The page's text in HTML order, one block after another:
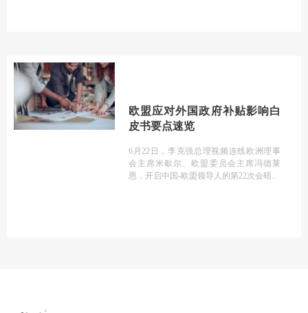
欧盟应对外国政府补贴影响白
皮书要点速览
6月22日，李克强总理视频连线欧洲理事
会主席米歇尔、欧盟委员会主席冯德莱
恩，开启中国-欧盟领导人的第22次会晤